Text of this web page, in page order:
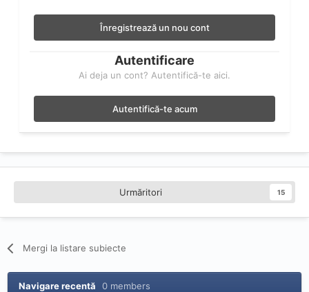
Înregistrează un nou cont
Autentificare
Ai deja un cont? Autentifică-te aici.
Autentifică-te acum
Urmăritori 15
Mergi la listare subiecte
Navigare recentă 0 members